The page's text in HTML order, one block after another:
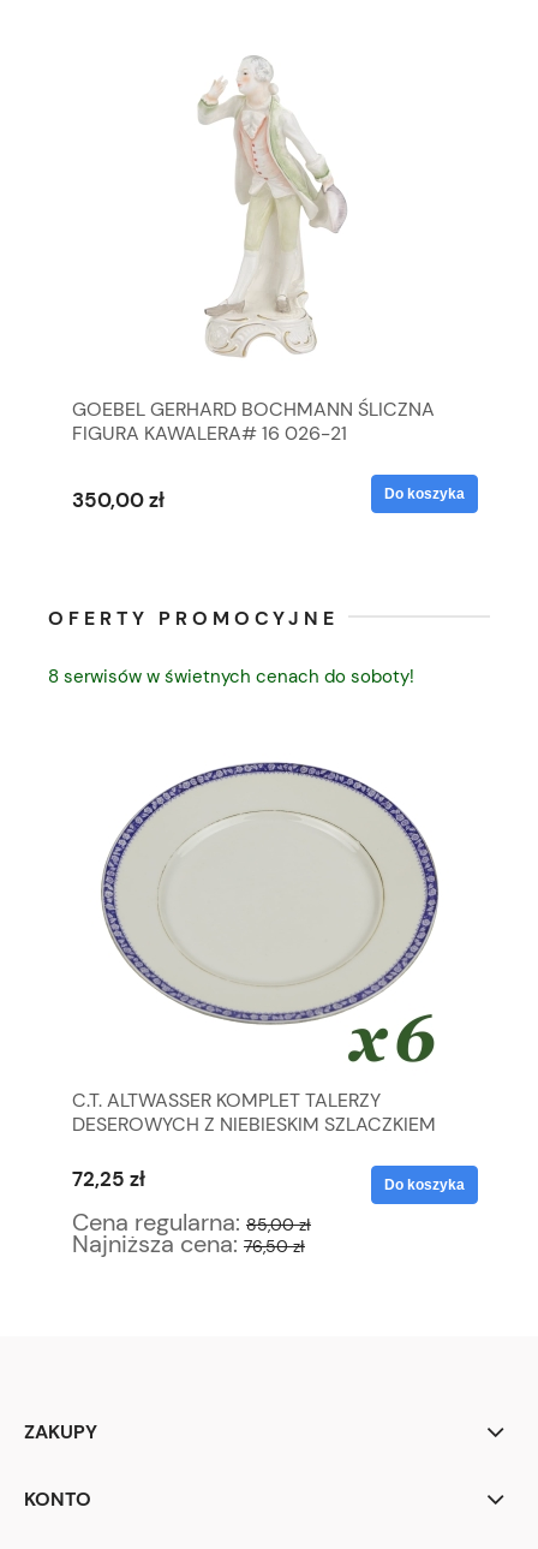
GOEBEL GERHARD BOCHMANN ŚLICZNA
FIGURA KAWALERA# 16 026-21
350,00 zł Do koszyka
OFERTY PROMOCYJNE
8 serwisów w świetnych cenach do soboty!
C.T. ALTWASSER KOMPLET TALERZY
DESEROWYCH Z NIEBIESKIM SZLACZKIEM
72,25 zł
Cena regularna: 85,00 zł
Najniższa cena: 76,50 zł
Do koszyka
ZAKUPY
KONTO